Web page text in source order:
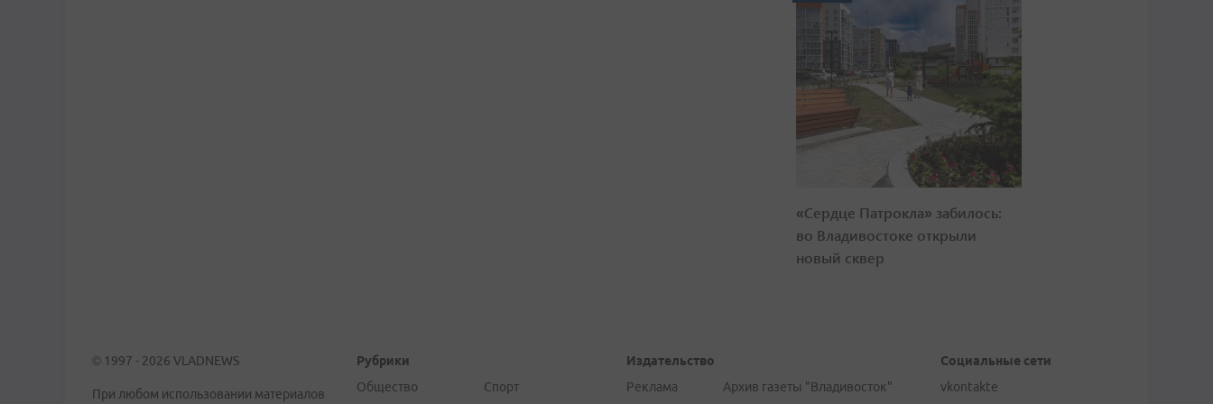
«Сердце Патрокла» забилось:
во Владивостоке открыли
новый сквер
© 1997 - 2026 VLADNEWS
При любом использовании материалов
Рубрики
Общество
Спорт
Издательство
Реклама
Архив газеты "Владивосток"
Социальные сети
vkontakte